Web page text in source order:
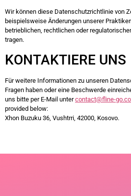
Wir können diese Datenschutzrichtlinie von
beispielsweise Änderungen unserer
betrieblichen, rechtlichen oder
tragen.
KONTAKTIERE UNS
Für weitere Informationen zu unseren
Fragen haben oder eine Beschwerde
uns bitte per E-Mail untercontact@fline-
provided below:
Xhon Buzuku 36, Vushtrri, 42000, Kosovo.